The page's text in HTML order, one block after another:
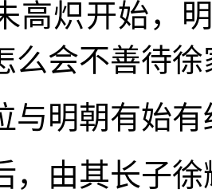
高炽开始，
么会不善待
与明朝有始有
，由其长子